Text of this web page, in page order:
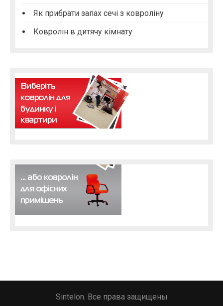
Як прибрати запах сечі з ковроліну
Ковролін в дитячу кімнату
Sintelon. Все права защищены